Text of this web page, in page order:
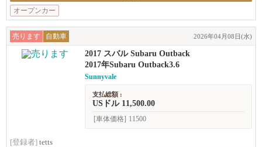
オープンカー
売ります 自動車 2026年04月08日(水)
2017 スバル Subaru Outback
2017年Subaru Outback3.6
Sunnyvale
支払総額 :
USドル 11,500.00
[車体価格] 11500
[登録者] tetts